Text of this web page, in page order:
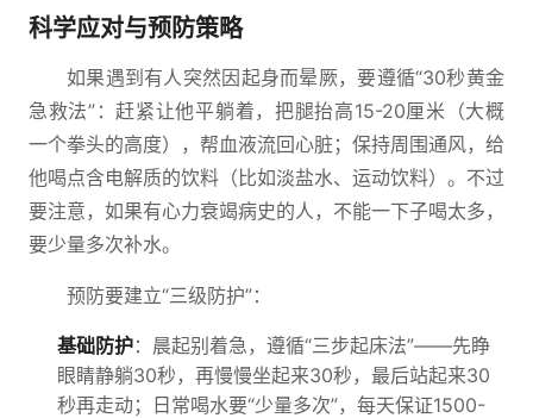
科学应对与预防策略
如果遇到有人突然因起身而晕厥，要遵循“30秒黄金
急救法”：赶紧让他平躺着，把腿抬高15-20厘米（大概
一个拳头的高度），帮血液流回心脏；保持周围通风，给
他喝点含电解质的饮料（比如淡盐水、运动饮料）。不过
要注意，如果有心力衰竭病史的人，不能一下子喝太多，
要少量多次补水。
预防要建立“三级防护”：
基础防护：晨起别着急，遵循“三步起床法”——先睁
眼睛静躺30秒，再慢慢坐起来30秒，最后站起来30
秒再走动；日常喝水要“少量多次”，每天保证1500-